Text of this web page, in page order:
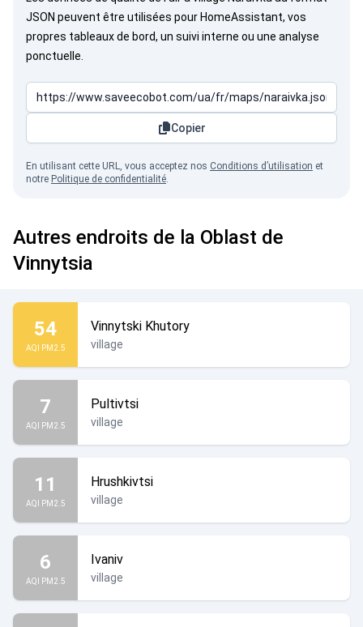
JSON peuvent être utilisées pour HomeAssistant, vos
propres tableaux de bord, un suivi interne ou une analyse
ponctuelle.
Copier
En utilisant cette URL, vous acceptez nos Conditions d’utilisation et
notre Politique de confidentialité.
Autres endroits de la Oblast de
Vinnytsia
54
AQI PM2.5
Vinnytski Khutory
village
7
AQI PM2.5
Pultivtsi
village
11
AQI PM2.5
Hrushkivtsi
village
6
AQI PM2.5
Ivaniv
village